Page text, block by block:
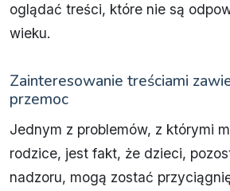
oglądać treści, które nie są
wieku.
Zainteresowanie treściami
przemoc
Jednym z problemów, z którymi
rodzice, jest fakt, że dzieci,
nadzoru, mogą zostać